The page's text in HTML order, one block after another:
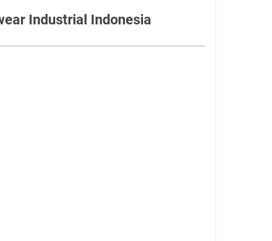
Industrial Indonesia